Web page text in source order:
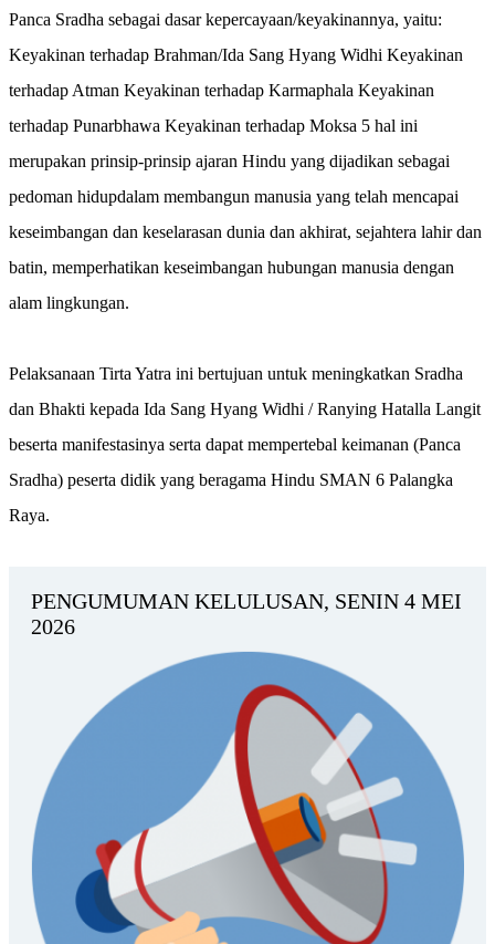
Panca Sradha sebagai dasar kepercayaan/keyakinannya, yaitu:
Keyakinan terhadap Brahman/Ida Sang Hyang Widhi Keyakinan
terhadap Atman Keyakinan terhadap Karmaphala Keyakinan
terhadap Punarbhawa Keyakinan terhadap Moksa 5 hal ini
merupakan prinsip-prinsip ajaran Hindu yang dijadikan sebagai
pedoman hidupdalam membangun manusia yang telah mencapai
keseimbangan dan keselarasan dunia dan akhirat, sejahtera lahir dan
batin, memperhatikan keseimbangan hubungan manusia dengan
alam lingkungan.
Pelaksanaan Tirta Yatra ini bertujuan untuk meningkatkan Sradha
dan Bhakti kepada Ida Sang Hyang Widhi / Ranying Hatalla Langit
beserta manifestasinya serta dapat mempertebal keimanan (Panca
Sradha) peserta didik yang beragama Hindu SMAN 6 Palangka
Raya.
PENGUMUMAN KELULUSAN, SENIN 4 MEI
2026